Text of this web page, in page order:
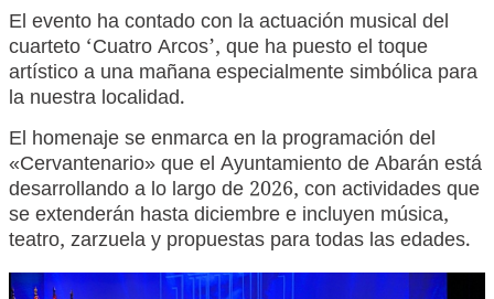
El evento ha contado con la actuación musical del
cuarteto ‘Cuatro Arcos’, que ha puesto el toque
artístico a una mañana especialmente simbólica para
la nuestra localidad.
El homenaje se enmarca en la programación del
«Cervantenario» que el Ayuntamiento de Abarán está
desarrollando a lo largo de 2026, con actividades que
se extenderán hasta diciembre e incluyen música,
teatro, zarzuela y propuestas para todas las edades.